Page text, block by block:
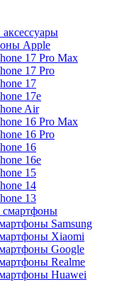
Apple
17 Pro Max
17 Pro
17
17e
Air
16 Pro Max
16 Pro
16
16e
15
14
13
cмартфоны
Samsung
Xiaomi
Google
Realme
Huawei